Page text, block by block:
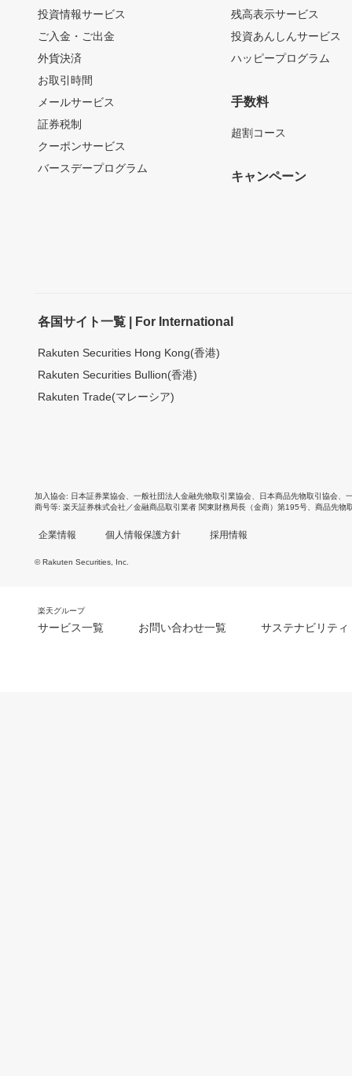
投資情報サービス
ご入金・ご出金
外貨決済
お取引時間
メールサービス
証券税制
クーポンサービス
バースデープログラム
残高表示サービス
投資あんしんサービス
ハッピープログラム
手数料
超割コース
キャンペーン
各国サイト一覧 | For International
Rakuten Securities Hong Kong(香港)
Rakuten Securities Bullion(香港)
Rakuten Trade(マレーシア)
加入協会 日本証券業協会、 一般社団法人金融先物取引業協会、 日本商品先物取引協会、
商号等 楽天証券株式会社／金融商品取引業者 関東財務局長（金商）第195号、商品先物
企業情報 個人情報保護方針 採用情報
© Rakuten Securities, Inc.
楽天グループ
サービス一覧 お問い合わせ一覧 サステナビリティ